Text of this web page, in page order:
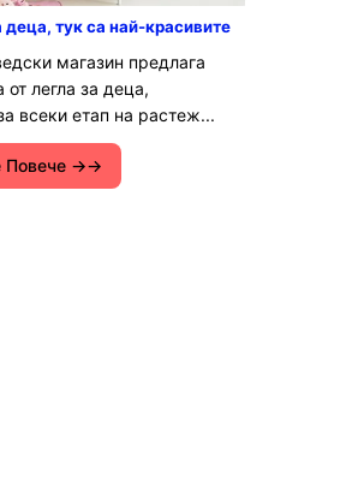
деца, тук са най-красивите
магазин предлага
легла за деца,
всеки етап на растеж...
Повече →